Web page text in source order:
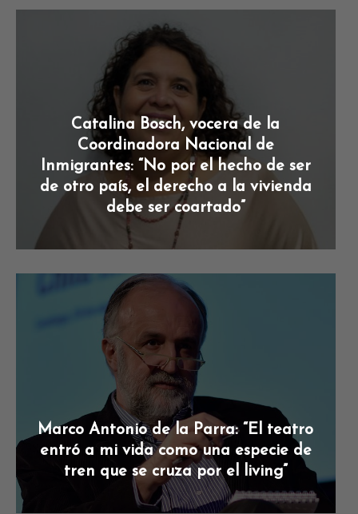
Catalina Bosch, vocera de la
Coordinadora Nacional de
Inmigrantes: “No por el hecho de ser
de otro país, el derecho a la vivienda
debe ser coartado”
Marco Antonio de la Parra: “El teatro
entró a mi vida como una especie de
tren que se cruza por el living”